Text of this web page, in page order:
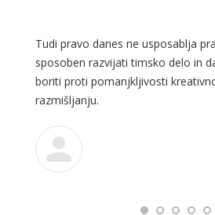
Tudi pravo danes ne usposablja
sposoben razvijati timsko delo in
boriti proti pomanjkljivosti
razmišljanju.